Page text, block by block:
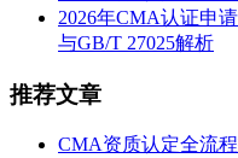
2026年CMA认证申
与GB/T 27025解析
推荐文章
CMA资质认定全流程